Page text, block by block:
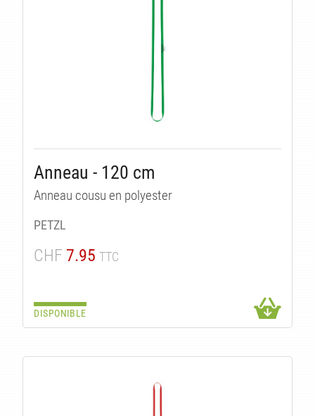
Anneau - 120 cm
Anneau cousu en polyester
PETZL
CHF 7.95 TTC
DISPONIBLE